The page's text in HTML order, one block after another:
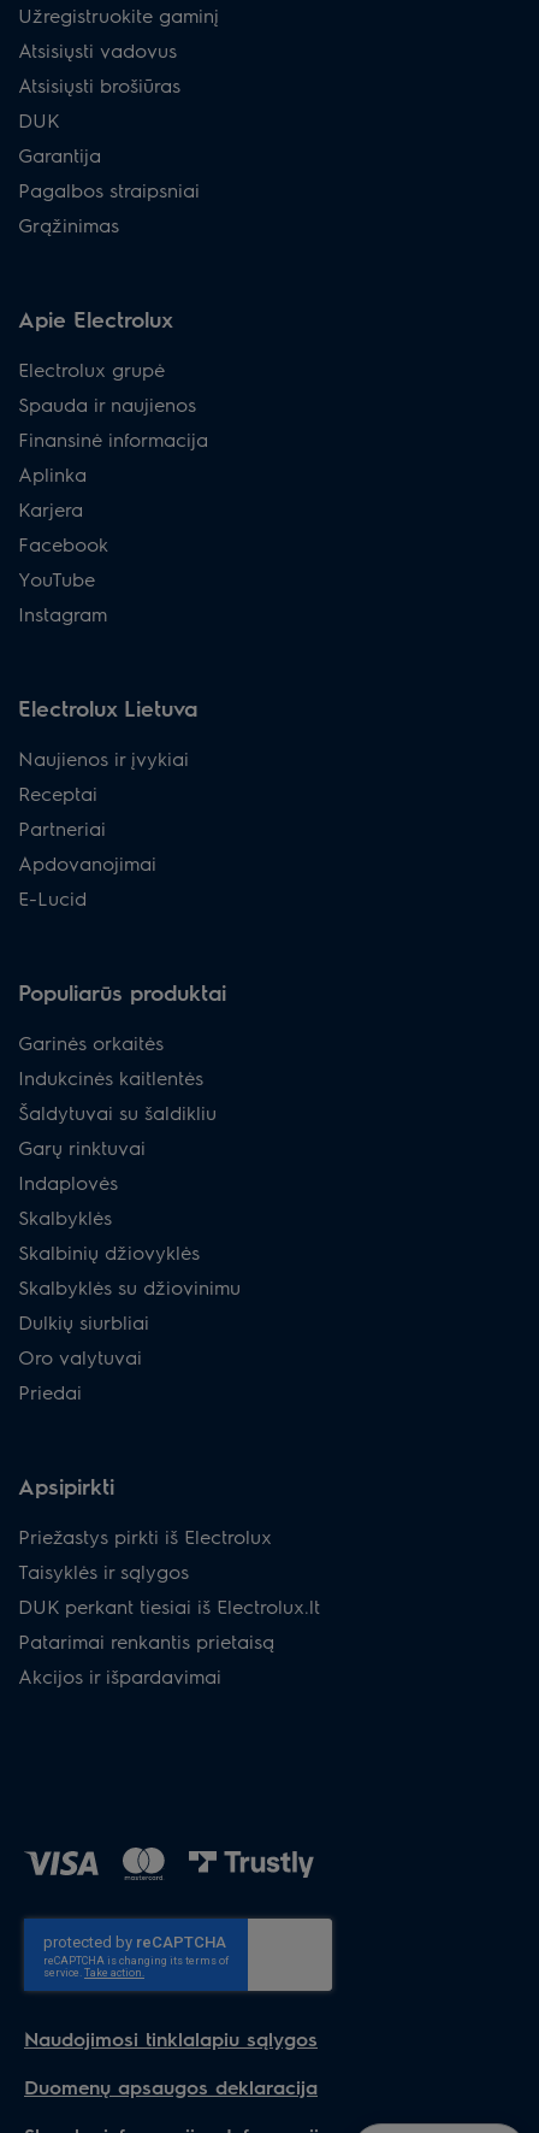
Užregistruokite gaminį
Atsisiųsti vadovus
Atsisiųsti brošiūras
DUK
Garantija
Pagalbos straipsniai
Grąžinimas
Apie Electrolux
Electrolux grupė
Spauda ir naujienos
Finansinė informacija
Aplinka
Karjera
Facebook
YouTube
Instagram
Electrolux Lietuva
Naujienos ir įvykiai
Receptai
Partneriai
Apdovanojimai
E-Lucid
Populiarūs produktai
Garinės orkaitės
Indukcinės kaitlentės
Šaldytuvai su šaldikliu
Garų rinktuvai
Indaplovės
Skalbyklės
Skalbinių džiovyklės
Skalbyklės su džiovinimu
Dulkių siurbliai
Oro valytuvai
Priedai
Apsipirkti
Priežastys pirkti iš Electrolux
Taisyklės ir sąlygos
DUK perkant tiesiai iš Electrolux.lt
Patarimai renkantis prietaisą
Akcijos ir išpardavimai
Naudojimosi tinklalapiu sąlygos
Duomenų apsaugos deklaracija